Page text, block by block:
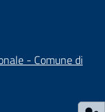
- Comune di